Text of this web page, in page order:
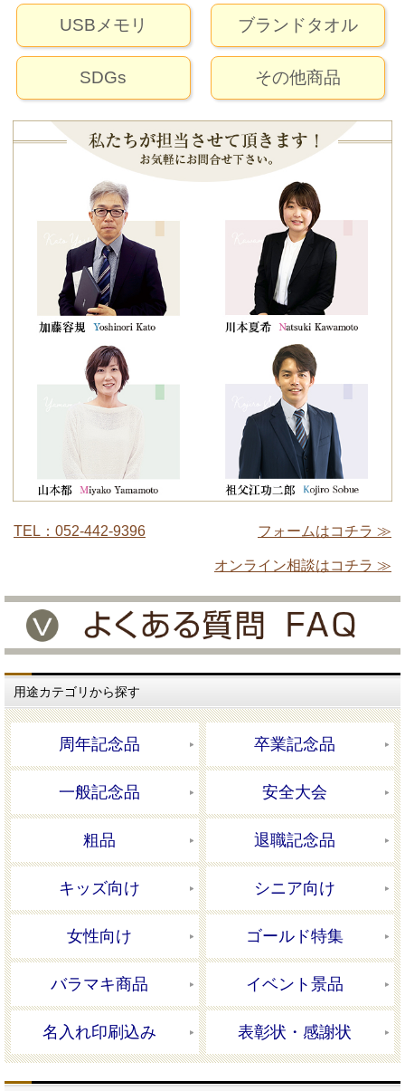
USBメモリ
SDGs
ブランドタオル
その他商品
TEL：052-442-9396 フォームはコチラ ≫
オンライン相談はコチラ ≫
用途カテゴリから探す
周年記念品 卒業記念品
一般記念品 安全大会
粗品 退職記念品
キッズ向け シニア向け
女性向け ゴールド特集
バラマキ商品 イベント景品
名入れ印刷込み 表彰状・感謝状